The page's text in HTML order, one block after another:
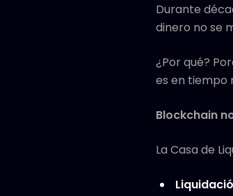
Durante
dinero no se
¿Por qué?
es en tiempo
Blockchain
La Casa de